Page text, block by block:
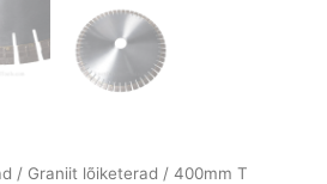
/ Graniit lõiketerad / 400mm T